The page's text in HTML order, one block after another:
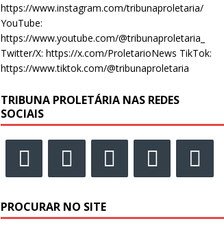
https://www.instagram.com/tribunaproletaria/
YouTube:
https://www.youtube.com/@tribunaproletaria_
Twitter/X: https://x.com/ProletarioNews TikTok:
https://www.tiktok.com/@tribunaproletaria
TRIBUNA PROLETÁRIA NAS REDES
SOCIAIS
PROCURAR NO SITE